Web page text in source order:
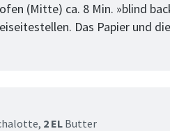
(Mitte) ca. 8 Min. »blind
Das Papier und
2 EL Butter